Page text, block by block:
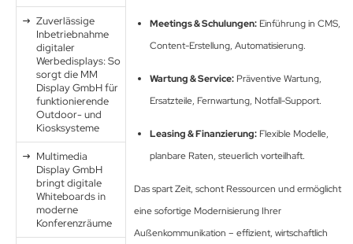
Zuverlässige
Inbetriebnahme
digitaler
Werbedisplays: So
sorgt die MM
Display GmbH für
funktionierende
Outdoor- und
Kiosksysteme
Multimedia
Display GmbH
bringt digitale
Whiteboards in
moderne
Konferenzräume
Meetings & Schulungen: Einführung in CMS,
Content-Erstellung, Automatisierung.
Wartung & Service: Präventive Wartung,
Ersatzteile, Fernwartung, Notfall-Support.
Leasing & Finanzierung: Flexible Modelle,
planbare Raten, steuerlich vorteilhaft.
Das spart Zeit, schont Ressourcen und ermöglicht
eine sofortige Modernisierung Ihrer
Außenkommunikation – effizient, wirtschaftlich